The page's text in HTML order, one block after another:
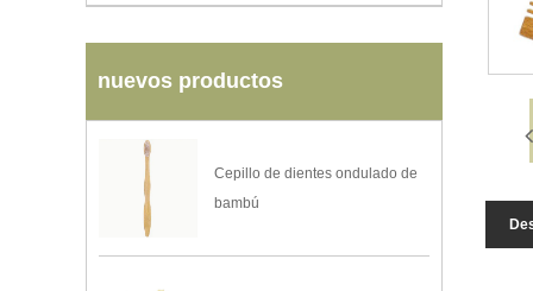
nuevos productos
Cepillo de dientes ondulado de
bambú